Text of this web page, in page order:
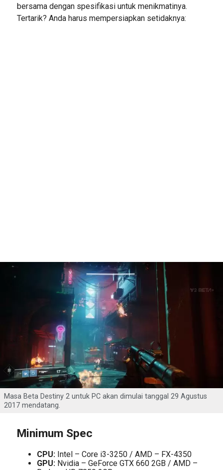
bersama dengan spesifikasi untuk menikmatinya.
Tertarik? Anda harus mempersiapkan setidaknya:
Masa Beta Destiny 2 untuk PC akan dimulai tanggal 29 Agustus
2017 mendatang.
Minimum Spec
CPU:Intel – Core i3-3250 / AMD – FX-4350
GPU:Nvidia – GeForce GTX 660 2GB / AMD –